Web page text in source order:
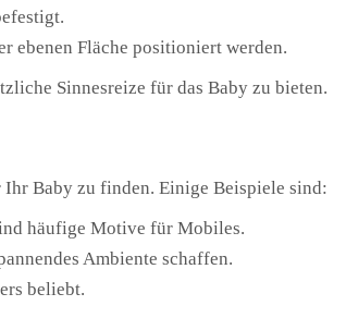
ebenen Fläche positioniert werden.
Sinnesreize für das Baby zu bieten.
Baby zu finden. Einige Beispiele sind:
häufige Motive für Mobiles.
Ambiente schaffen.
beliebt.